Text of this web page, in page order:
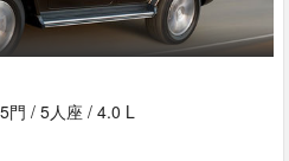
門 / 5人座 / 4.0 L